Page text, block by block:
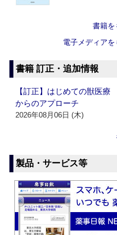
書籍を
電子メディア
書籍 訂正・追加情報
【訂正】はじめての獣医
からのアプローチ
2026年08月06日 (木)
製品・サービス等